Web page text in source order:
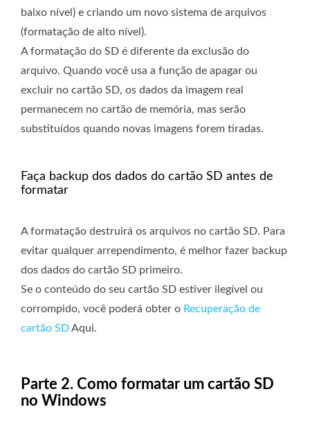
baixo nível) e criando um novo sistema de arquivos
(formatação de alto nível).
A formatação do SD é diferente da exclusão do
arquivo. Quando você usa a função de apagar ou
excluir no cartão SD, os dados da imagem real
permanecem no cartão de memória, mas serão
substituídos quando novas imagens forem tiradas.
Faça backup dos dados do cartão SD antes de
formatar
A formatação destruirá os arquivos no cartão SD. Para
evitar qualquer arrependimento, é melhor fazer backup
dos dados do cartão SD primeiro.
Se o conteúdo do seu cartão SD estiver ilegível ou
corrompido, você poderá obter o Recuperação de
cartão SDAqui.
Parte 2. Como formatar um cartão SD
no Windows